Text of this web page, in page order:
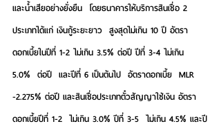
และน้ำเสียอย่างยั่งยืน  โดยธนาคารให้บริการสินเชื่อ 2
ประเภทได้แก่ เงินกู้ระยะยาว  สูงสุดไม่เกิน 10 ปี อัตรา
ดอกเบี้ยในปีที่ 1-2 ไม่เกิน 3.5% ต่อปี ปีที่ 3-4 ไม่เกิน
5.0%  ต่อปี  และปีที่ 6 เป็นต้นไป  อัตราดอกเบี้ย  MLR
-2.275% ต่อปี และสินเชื่อประเภทตั๋วสัญญาใช้เงิน อัตรา
ดอกเบี้ยปีที่ 1-2  ไม่เกิน 3.0% ปีที่ 3-5  ไม่เกิน 4.5% และปี